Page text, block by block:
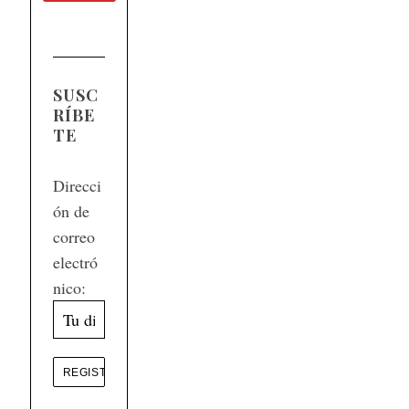
SUSC
RÍBE
TE
Direcci
ón de
correo
electró
nico: